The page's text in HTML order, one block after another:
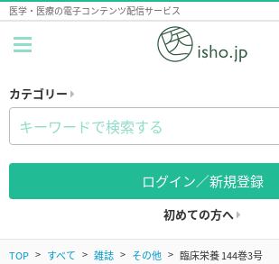
医学・医療の電子コンテンツ配信サービス
カテゴリー
ログイン／新規登録
初めての方へ
TOP すべて 雑誌 その他 臨床栄養 144巻3号